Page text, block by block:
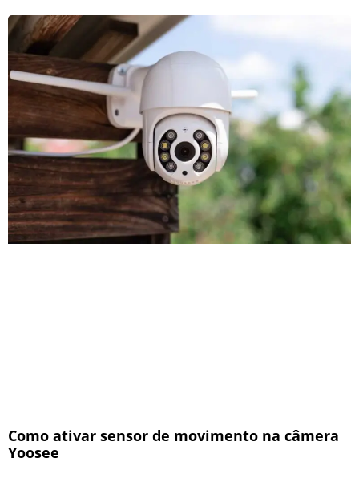
Como ativar sensor de movimento na câmera
Yoosee